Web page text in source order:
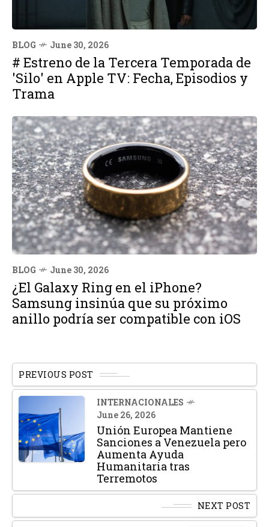
BLOG June 30, 2026
# Estreno de la Tercera Temporada de
'Silo' en Apple TV: Fecha, Episodios y
Trama
BLOG June 30, 2026
¿El Galaxy Ring en el iPhone?
Samsung insinúa que su próximo
anillo podría ser compatible con iOS
PREVIOUS POST
INTERNACIONALES
June 26, 2026
Unión Europea Mantiene
Sanciones a Venezuela pero
Aumenta Ayuda
Humanitaria tras
Terremotos
NEXT POST